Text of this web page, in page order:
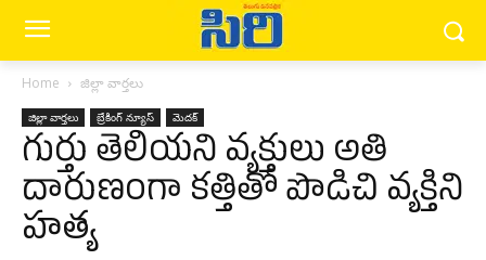
Home జిల్లా వార్త‌లు
జిల్లా వార్త‌లు బ్రేకింగ్ న్యూస్‌ మెద‌క్
గుర్తు తెలియని వ్యక్తులు అతి
దారుణంగా కత్తితో పొడిచి వ్యక్తిని
హత్య